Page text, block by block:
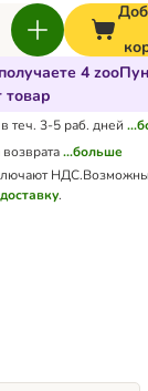
4
товар
теч. 3-5 раб. дней
...больше
НДС.
.